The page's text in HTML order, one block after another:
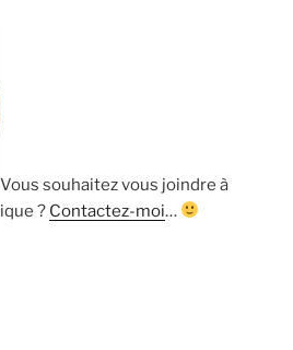
Vous souhaitez vous joindre à
? Contactez-moi…